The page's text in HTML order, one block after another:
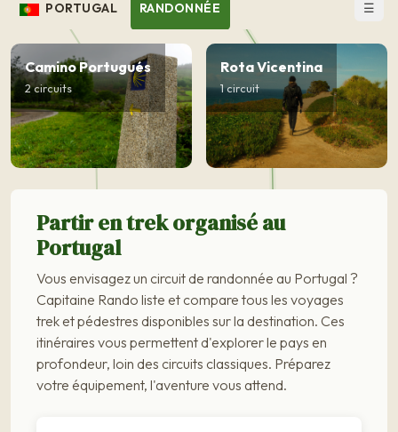
PORTUGAL RANDONNÉE ☰
Camino Portugués
2 circuits
Rota Vicentina
1 circuit
Partir en trek organisé au
Portugal
Vous envisagez un circuit de randonnée au Portugal ?
Capitaine Rando liste et compare tous les voyages
trek et pédestres disponibles sur la destination. Ces
itinéraires vous permettent d'explorer le pays en
profondeur, loin des circuits classiques. Préparez
votre équipement, l'aventure vous attend.